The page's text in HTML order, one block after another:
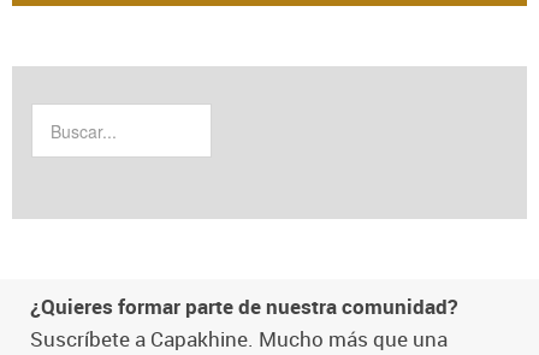
¿Quieres formar parte de nuestra comunidad?
Suscríbete a Capakhine. Mucho más que una